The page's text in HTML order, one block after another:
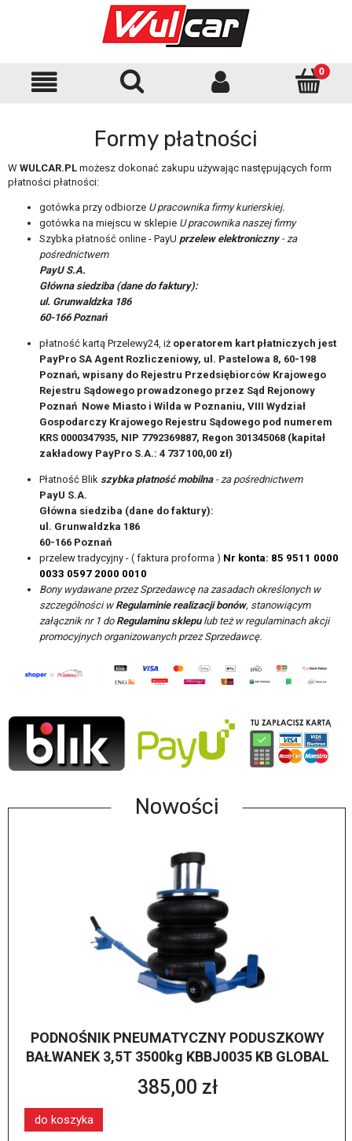
Formy płatności
W WULCAR.PL możesz dokonać zakupu używając następujących form
płatności płatności:
gotówka przy odbiorze U pracownika firmy kurierskiej.
gotówka na miejscu w sklepie U pracownika naszej firmy
Szybka płatność online - PayU przelew elektroniczny- za
pośrednictwem
PayU S.A.
Główna siedziba (dane do faktury):
ul. Grunwaldzka 186
60-166 Poznań
płatność kartą Przelewy24, iż operatorem kart płatniczych jest
PayPro SA Agent Rozliczeniowy, ul. Pastelowa 8, 60-198
Poznań, wpisany do Rejestru Przedsiębiorców Krajowego
Rejestru Sądowego prowadzonego przez Sąd Rejonowy
Poznań  Nowe Miasto i Wilda w Poznaniu, VIII Wydział
Gospodarczy Krajowego Rejestru Sądowego pod numerem
KRS 0000347935, NIP 7792369887, Regon 301345068 (kapitał
zakładowy PayPro S.A.: 4 737 100,00 zł)
Płatność Blik szybka płatność mobilna- za pośrednictwem
PayU S.A.
Główna siedziba (dane do faktury):
ul. Grunwaldzka 186
60-166 Poznań
przelew tradycyjny - ( faktura proforma ) Nr konta: 85 9511 0000
0033 0597 2000 0010
Bony wydawane przez Sprzedawcę na zasadach określonych w
szczególności w Regulaminie realizacji bonów, stanowiącym
załącznik nr 1 do Regulaminu sklepulub też w regulaminach akcji
promocyjnych organizowanych przez Sprzedawcę.
Nowości
PODNOŚNIK PNEUMATYCZNY PODUSZKOWY
BAŁWANEK 3,5T 3500kg KBBJ0035 KB GLOBAL
385,00 zł
do koszyka